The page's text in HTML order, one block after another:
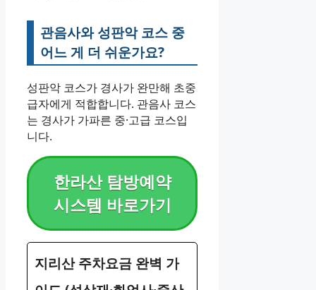
관음사와 성판악 코스 중
어느 게 더 쉬운가요?
성판악 코스가 경사가 완만해 초중
급자에게 적합합니다. 관음사 코스
는 경사가 가파른 중·고급 코스입
니다.
한라산 탐방예약
시스템 바로가기
지리산 주차요금 완벽 가